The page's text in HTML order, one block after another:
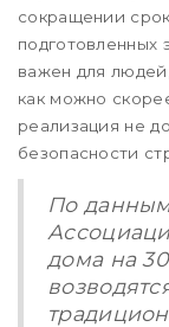
сокращении
подготовленных
важен для
как можно
реализация не
безопасности
По
дома на